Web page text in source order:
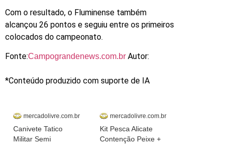
Com o resultado, o Fluminense também
alcançou 26 pontos e seguiu entre os primeiros
colocados do campeonato.
Fonte:Campograndenews.com.br Autor:
*Conteúdo produzido com suporte de IA
mercadolivre.com.br
Canivete Tatico
Militar Semi
mercadolivre.com.br
Kit Pesca Alicate
Contenção Peixe +